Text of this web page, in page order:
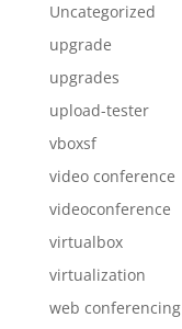
Uncategorized
upgrade
upgrades
upload-tester
vboxsf
video conference
videoconference
virtualbox
virtualization
web conferencing